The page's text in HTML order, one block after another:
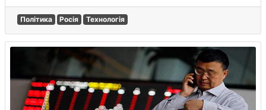
Політика Росія Технологія